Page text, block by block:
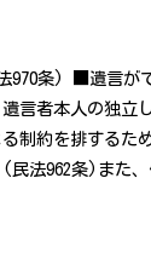
970条) ■遺言が
言者本人の独立
制約を排するた
(民法962条)また